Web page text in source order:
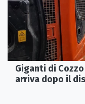
Giganti di
arriva dopo il